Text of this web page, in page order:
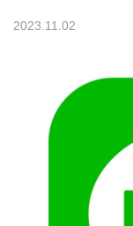
2023.11.02